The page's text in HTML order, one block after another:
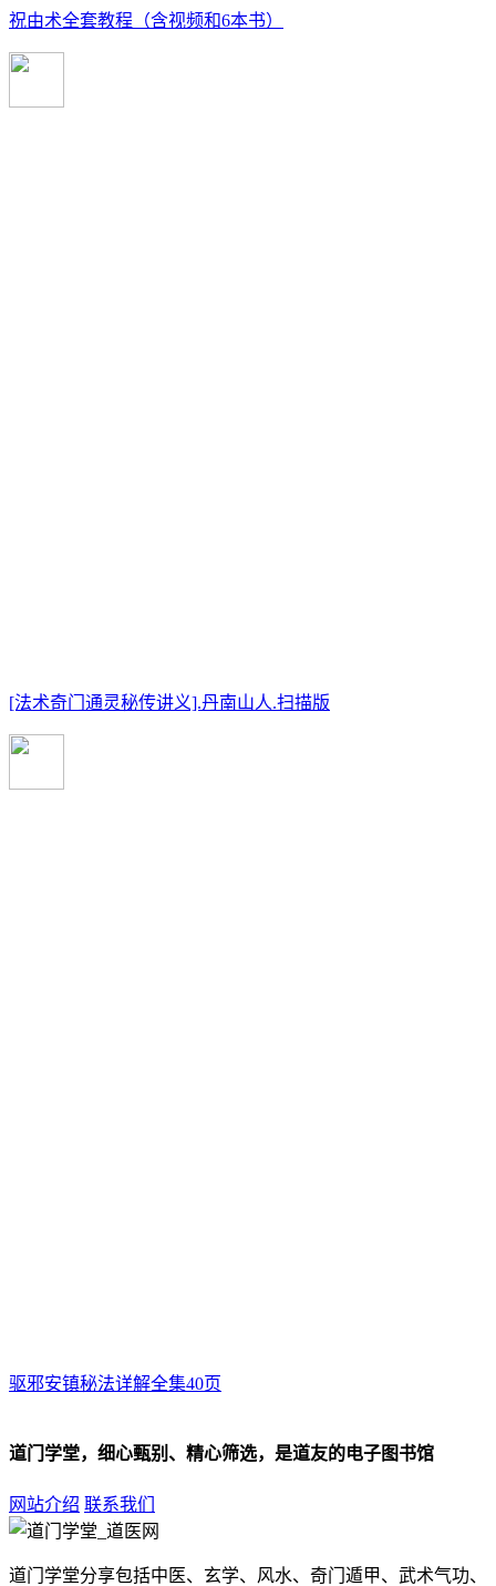
祝由术全套教程（含视频和6本书）
[法术奇门通灵秘传讲义].丹南山人.扫描版
驱邪安镇秘法详解全集40页
道门学堂，细心甄别、精心筛选，是道友的电子图书馆
网站介绍 联系我们
道门学堂分享包括中医、玄学、风水、奇门遁甲、武术气功、